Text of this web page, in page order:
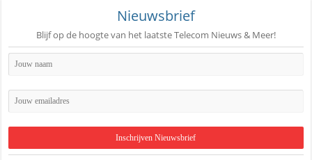
Nieuwsbrief
Blijf op de hoogte van het laatste Telecom Nieuws & Meer!